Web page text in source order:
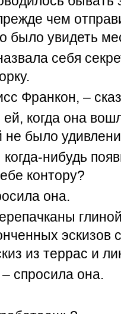
чем
было увидеть
себя
Франкон, –
когда она
не было
нибудь
контору?
она.
эскизов
из террас и
спросила она.